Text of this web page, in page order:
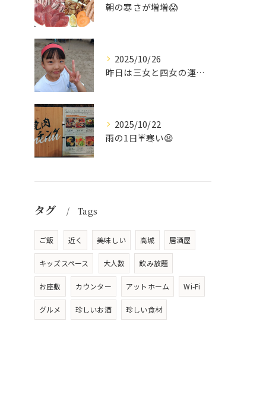
朝の寒さが増増😱
2025/10/26
昨日は三女と四女の運動会🥰
2025/10/22
雨の1日☔寒い😫
タグ Tags
ご飯 近く 美味しい 高城 居酒屋
キッズスペース 大人数 飲み放題
お座敷 カウンター アットホーム Wi-Fi
グルメ 珍しいお酒 珍しい食材